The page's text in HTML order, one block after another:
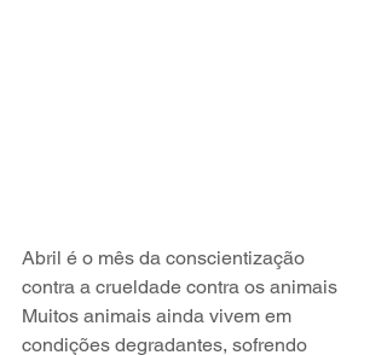
Abril é o mês da conscientização
contra a crueldade contra os animais
Muitos animais ainda vivem em
condições degradantes, sofrendo